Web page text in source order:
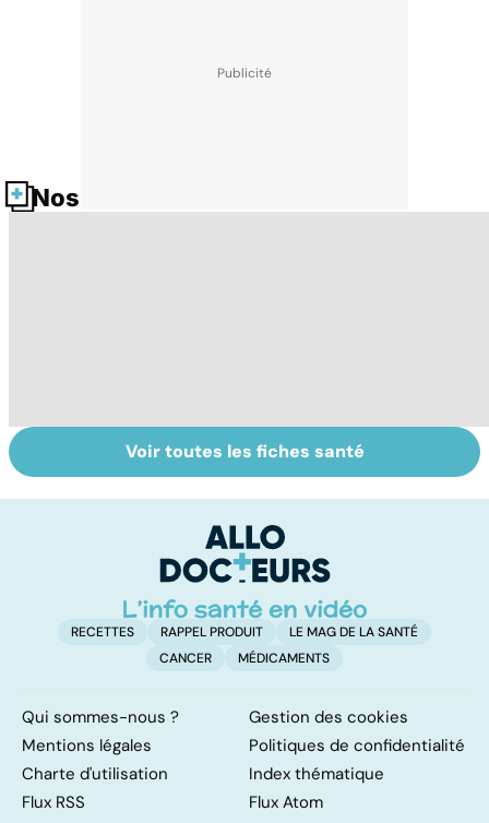
Nos fiches santé
Trisomie 21 : du
dépistage à la
Tout savoir sur le
cerveau
Voir toutes les fiches santé
RECETTES RAPPEL PRODUIT
LE MAG DE LA SANTÉ
CANCER
MÉDICAMENTS
Qui sommes-nous ?
Gestion des cookies
Mentions légales
Politiques de confidentialité
Charte d'utilisation
Index thématique
Flux RSS
Flux Atom